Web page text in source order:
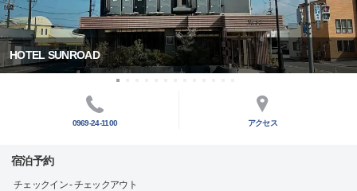
HOTEL SUNROAD
0969-24-1100 アクセス
宿泊予約
チェックイン - チェックアウト